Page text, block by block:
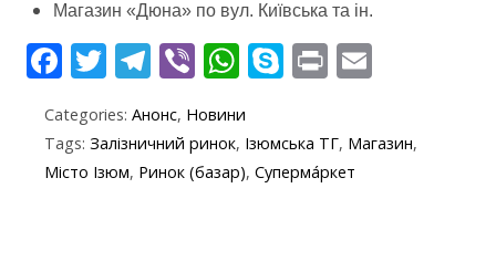
Магазин «Дюна» по вул. Київська та ін.
F
e
b
T
itt
er
T
e
gr
Vi
er
W
at
s
S
y
p
Pr
t ai
Categories: Анонс, Новини
Tags: Залізничний ринок, Ізюмська ТГ, Магазин,
Місто Ізюм, Ринок (базар), Суперма́ркет